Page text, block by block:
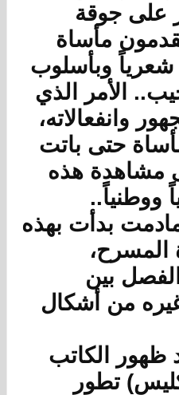
على جوقة
مأساة
شعرياً وبأسلوب
الأمر الذي
وانفعالاته،
حتى باتت
مشاهدة هذه
ووطنياً..
بدأت بهذه
المسرح،
بين
من أشكال
ظهور الكاتب
تطور